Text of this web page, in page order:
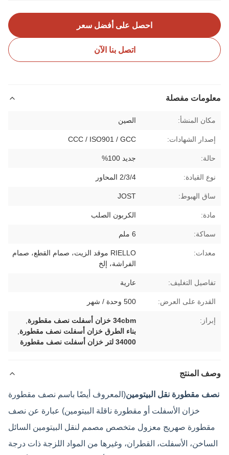
احصل على أفضل سعر
اتصل بنا الآن
معلومات مفصلة
مكان المنشأ: الصين
إصدار الشهادات: CCC / ISO901 / GCC
حالة: جديد 100%
نوع القيادة: 2/3/4 المحاور
ساق الهبوط: JOST
مادة: الكربون الصلب
سماكة: 6 ملم
معدات:
RIELLO موقد الزيت، صمام القطع، صمام
الفراشة، إلخ
تفاصيل التغليف: عارية
القدرة على العرض: 500 وحدة / شهر
إبراز: 34cbm خزان أسفلت نصف مقطورة
بناء الطرق خزان أسفلت نصف مقطورة
34000 لتر خزان أسفلت نصف مقطورة
وصف المنتج
نصف مقطورة نقل البيتومين(المعروف أيضًا باسم نصف مقطورة
خزان الأسفلت أو مقطورة ناقلة البيتومين) عبارة عن نصف
مقطورة صهريج معزول متخصص مصمم لنقل البيتومين السائل
الساخن، الأسفلت، القطران، وغيرها من المواد اللزجة ذات درجة